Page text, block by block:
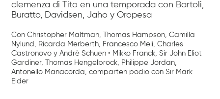
clemenza di Tito en una temporada con Bartoli,
Buratto, Davidsen, Jaho y Oropesa
Con Christopher Maltman, Thomas Hampson, Camilla
Nylund, Ricarda Merberth, Francesco Meli, Charles
Castronovo y Andrè Schuen • Mikko Franck, Sir John Eliot
Gardiner, Thomas Hengelbrock, Philippe Jordan,
Antonello Manacorda, comparten podio con Sir Mark
Elder